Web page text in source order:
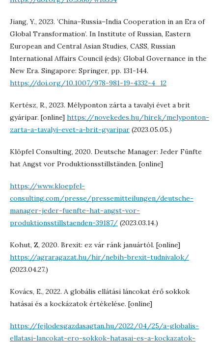
Jiang, Y., 2023. ’China–Russia–India Cooperation in an Era of
Global Transformation’. In Institute of Russian, Eastern
European and Central Asian Studies, CASS, Russian
International Affairs Council (eds): Global Governance in the
New Era. Singapore: Springer, pp. 131-144.
https://doi.org/10.1007/978-981-19-4332-4_12
Kertész, R., 2023. Mélyponton zárta a tavalyi évet a brit
gyáripar. [online] https://novekedes.hu/hirek/melyponton-
zarta-a-tavalyi-evet-a-brit-gyaripar (2023.05.05.)
Klöpfel Consulting, 2020. Deutsche Manager: Jeder Fünfte
hat Angst vor Produktionsstillständen. [online]
https://www.kloepfel-
consulting.com/presse/pressemitteilungen/deutsche-
manager-jeder-fuenfte-hat-angst-vor-
produktionsstillstaenden-39187/ (2023.03.14.)
Kohut, Z, 2020. Brexit: ez vár ránk januártól. [online]
https://agraragazat.hu/hir/nebih-brexit-tudnivalok/
(2023.04.27.)
Kovács, E., 2022. A globális ellátási láncokat érő sokkok
hatásai és a kockázatok értékelése. [online]
https://fejlodesgazdasagtan.hu/2022/04/25/a-globalis-
ellatasi-lancokat-ero-sokkok-hatasai-es-a-kockazatok-